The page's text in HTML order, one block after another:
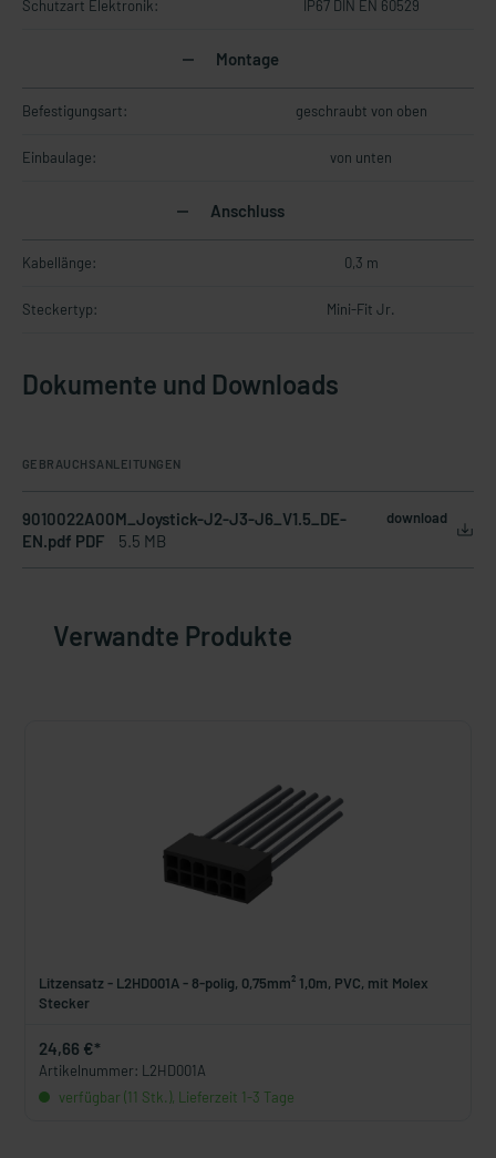
Schutzart Elektronik: IP67 DIN EN 60529
Montage
Befestigungsart: geschraubt von oben
Einbaulage: von unten
Anschluss
Kabellänge: 0,3 m
Steckertyp: Mini-Fit Jr.
Dokumente und Downloads
GEBRAUCHSANLEITUNGEN
9010022A00M_Joystick-J2-J3-J6_V1.5_DE-
EN.pdf PDF
5.5 MB
download
Verwandte Produkte
Litzensatz - L2HD001A - 8-polig, 0,75mm² 1,0m, PVC, mit Molex
Stecker
24,66 €*
Artikelnummer: L2HD001A
verfügbar (11 Stk.), Lieferzeit 1-3 Tage